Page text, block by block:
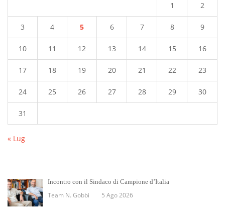
1 2
3 4 5 6 7 8 9
10 11 12 13 14 15 16
17 18 19 20 21 22 23
24 25 26 27 28 29 30
31
« Lug
Incontro con il Sindaco di Campione d’Italia
Team N. Gobbi 5 Ago 2026